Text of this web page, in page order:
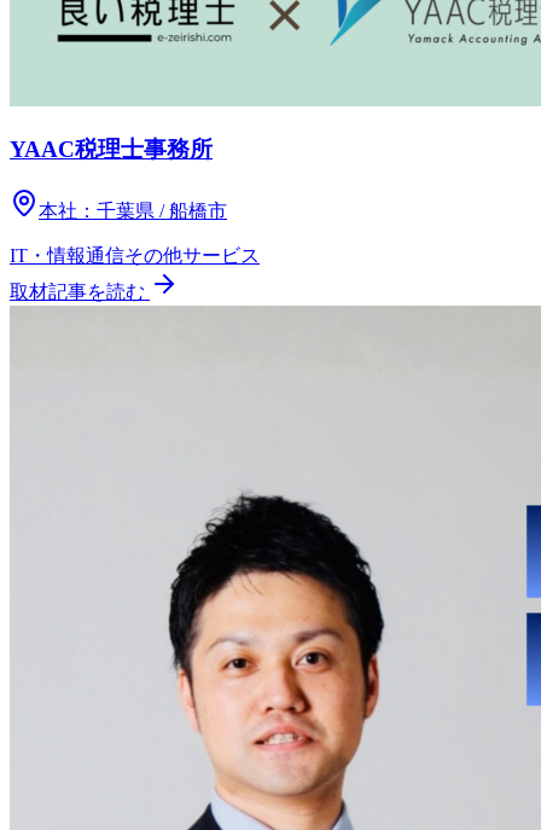
YAAC税理士事務所
本社： 千葉県 / 船橋市
IT・情報通信その他サービス
取材記事を読む